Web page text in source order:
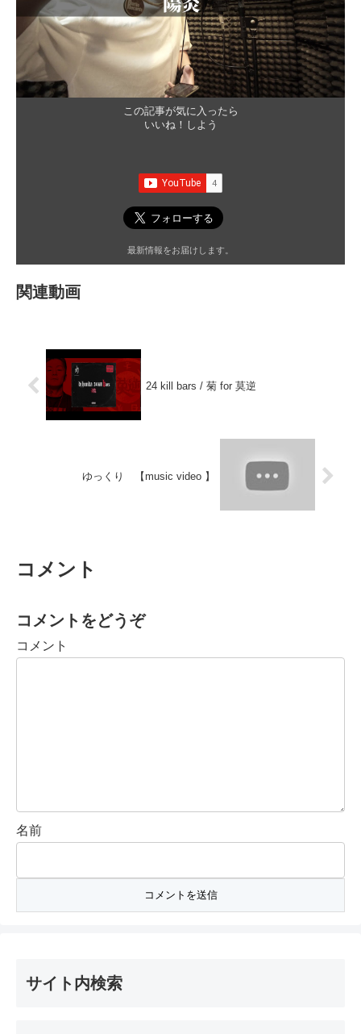
この記事が気に入ったら
いいね！しよう
最新情報をお届けします。
関連動画
24 kill bars / 菊 for 莫逆
ゆっくり 【music video 】
コメント
コメントをどうぞ
コメント
名前
サイト内検索